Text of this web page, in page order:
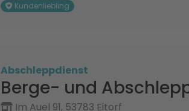
Kundenliebling
Abschleppdienst
Berge- und
Im Auel 91, 53783 Eitorf